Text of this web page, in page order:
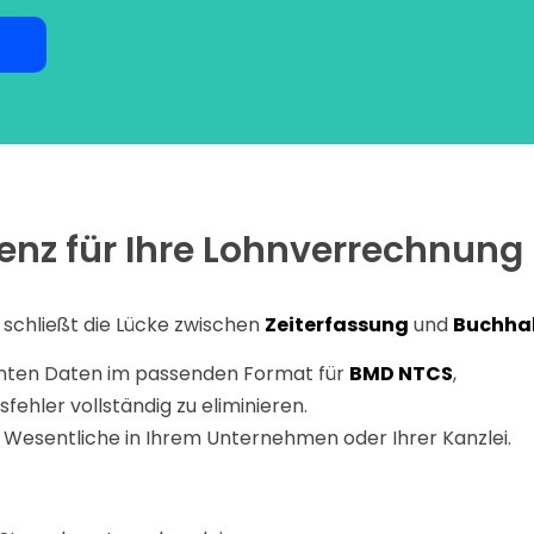
für Ihre Lohnverrechnung
die Lücke zwischen Zeiterfassung und
Daten im passenden Format für BMD NTCS,
vollständig zu eliminieren.
in Ihrem Unternehmen oder Ihrer Kanzlei.